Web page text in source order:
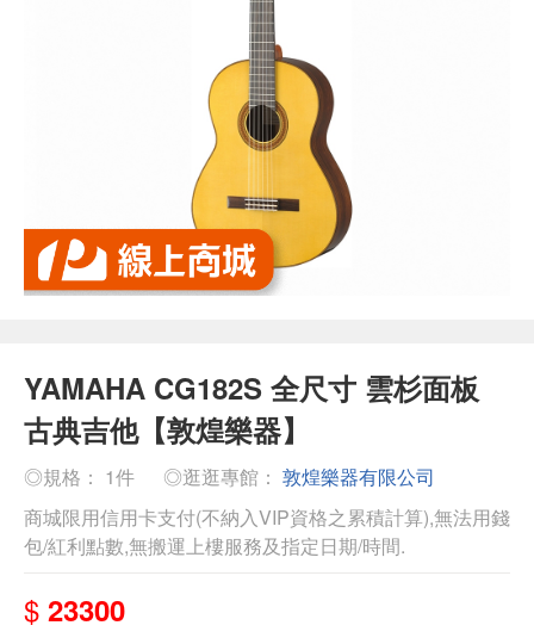
YAMAHA CG182S 全尺寸 雲杉面板
古典吉他【敦煌樂器】
◎規格： 1件 ◎逛逛專館： 敦煌樂器有限公司
商城限用信用卡支付(不納入VIP資格之累積計算),無法用錢
包/紅利點數,無搬運上樓服務及指定日期/時間.
$ 23300